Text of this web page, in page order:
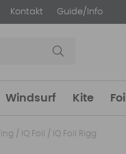
Kontakt Guide/Info
Windsurf Kite Foil
/ IQ Foil / IQ Foil Rigg